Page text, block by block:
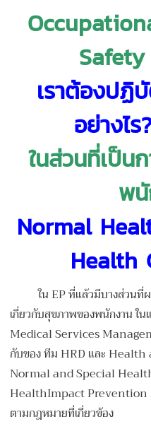
เราต้องปฏิ
อย่างไ
ในส่วนที่เป็น
พ
Normal
Health
ใน EP ที่แล้วมีบางส่วนที่ผม
เกี่ยวกับสุขภาพของพนักงาน ใ
Medical Services
กับของ ทีม HRD และ
Normal and Special
HealthImpact
ตามกฎหมายที่เกี่ยวข้อง